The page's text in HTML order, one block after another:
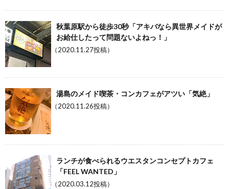
秋葉原駅から徒歩30秒「アキバなら異世界メイドが
お給仕したって問題ないよねっ！」
（2020.11.27投稿）
湯島のメイド喫茶・コンカフェがアツい「気絶」
（2020.11.26投稿）
ランチが食べられるウエスタンコンセプトカフェ
「FEEL WANTED」
（2020.03.12投稿）